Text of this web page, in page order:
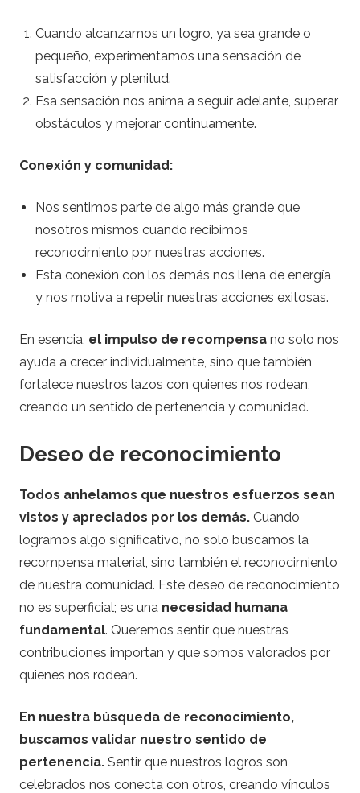
Cuando alcanzamos un logro, ya sea grande o
pequeño, experimentamos una sensación de
satisfacción y plenitud.
Esa sensación nos anima a seguir adelante, superar
obstáculos y mejorar continuamente.
Conexión y comunidad:
Nos sentimos parte de algo más grande que
nosotros mismos cuando recibimos
reconocimiento por nuestras acciones.
Esta conexión con los demás nos llena de energía
y nos motiva a repetir nuestras acciones exitosas.
En esencia, el impulso de recompensa no solo nos
ayuda a crecer individualmente, sino que también
fortalece nuestros lazos con quienes nos rodean,
creando un sentido de pertenencia y comunidad.
Deseo de reconocimiento
Todos anhelamos que nuestros esfuerzos sean
vistos y apreciados por los demás. Cuando
logramos algo significativo, no solo buscamos la
recompensa material, sino también el reconocimiento
de nuestra comunidad. Este deseo de reconocimiento
no es superficial; es una necesidad humana
fundamental. Queremos sentir que nuestras
contribuciones importan y que somos valorados por
quienes nos rodean.
En nuestra búsqueda de reconocimiento,
buscamos validar nuestro sentido de
pertenencia. Sentir que nuestros logros son
celebrados nos conecta con otros, creando vínculos